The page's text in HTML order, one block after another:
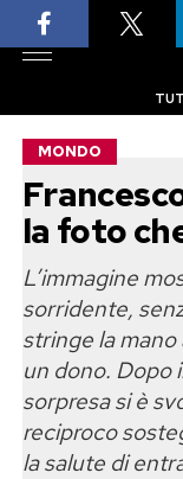
MONDO
la foto
L’immagine
sorridente,
stringe la mano
un dono. Dopo
sorpresa si è
reciproco
la salute di